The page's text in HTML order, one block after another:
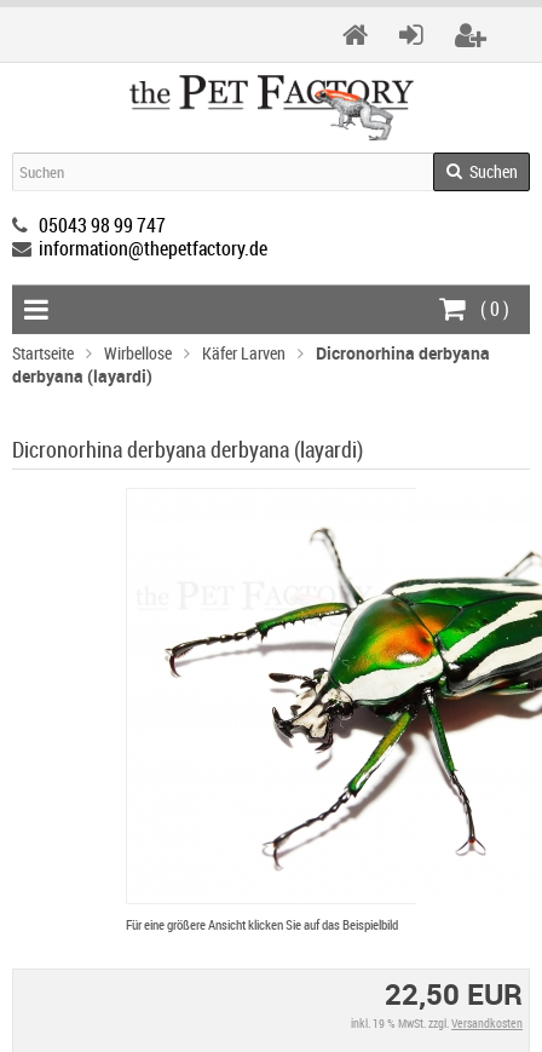
Suchen
05043 98 99 747
information@thepetfactory.de
(0)
Startseite Wirbellose Käfer Larven
Dicronorhina derbyana
derbyana (layardi)
Dicronorhina derbyana derbyana (layardi)
Für eine größere Ansicht klicken Sie auf das Beispielbild
22,50 EUR
inkl. 19 % MwSt. zzgl.Versandkosten